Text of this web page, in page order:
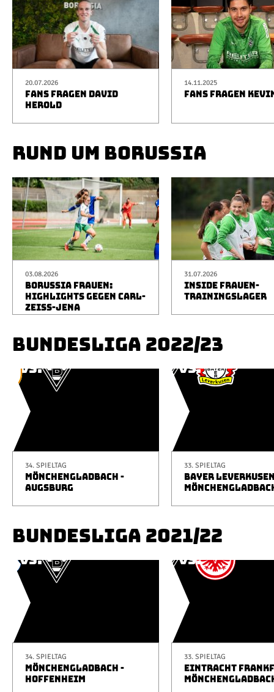
20.07.2026
FANS FRAGEN DAVID
HEROLD
14.11.2025
FANS FRAGEN
RUND UM BORUSSIA
03.08.2026
BORUSSIA FRAUEN:
HIGHLIGHTS GEGEN CARL-
ZEISS-JENA
31.07.2026
INSIDE FRAUEN-
TRAININGSLAGER
BUNDESLIGA 2022/23
34. SPIELTAG
MÖNCHENGLADBACH -
AUGSBURG
33. SPIELTAG
BAYER
BUNDESLIGA 2021/22
34. SPIELTAG
MÖNCHENGLADBACH -
HOFFENHEIM
33. SPIELTAG
EINTRACHT